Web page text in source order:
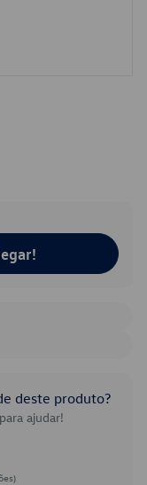
deste produto?
ajudar!